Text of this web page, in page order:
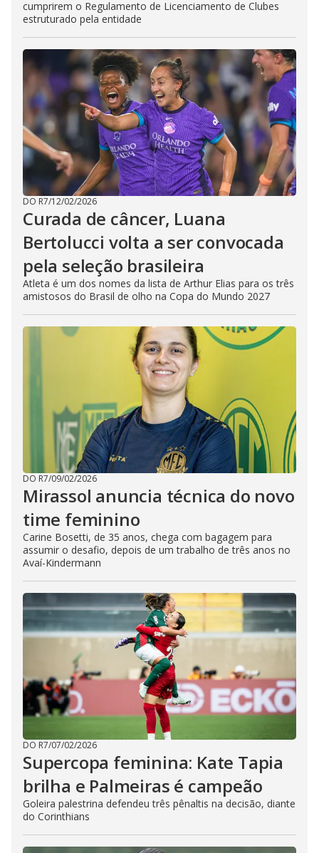
cumprirem o Regulamento de Licenciamento de Clubes
estruturado pela entidade
DO R7/12/02/2026
Curada de câncer, Luana
Bertolucci volta a ser convocada
pela seleção brasileira
Atleta é um dos nomes da lista de Arthur Elias para os três
amistosos do Brasil de olho na Copa do Mundo 2027
DO R7/09/02/2026
Mirassol anuncia técnica do novo
time feminino
Carine Bosetti, de 35 anos, chega com bagagem para
assumir o desafio, depois de um trabalho de três anos no
Avaí-Kindermann
DO R7/07/02/2026
Supercopa feminina: Kate Tapia
brilha e Palmeiras é campeão
Goleira palestrina defendeu três pênaltis na decisão, diante
do Corinthians